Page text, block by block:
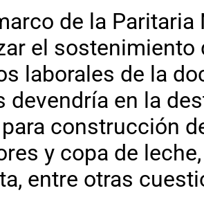
de la
el
laborales de la
devendría en la
construcción
y copa de
entre otras